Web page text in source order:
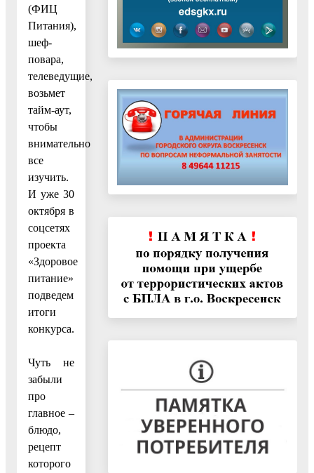
(ФИЦ
Питания),
шеф-
повара,
телеведущие,
возьмет
тайм-аут,
чтобы
внимательно
все
изучить.
И уже 30
октября в
соцсетях
проекта
«Здоровое
питание»
подведем
итоги
конкурса.
Чуть не
забыли
про
главное –
блюдо,
рецепт
которого